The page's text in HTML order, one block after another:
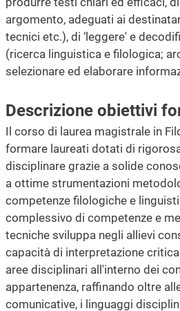
argomento, adeguati ai
tecnici etc.), di ‘leggere' e
(ricerca linguistica e filologica;
selezionare ed elaborare
Descrizione obiettivi
Il corso di laurea magistrale in
formare laureati dotati di
disciplinare grazie a solide
a ottime strumentazioni
competenze filologiche e
complessivo di competenze e
tecniche sviluppa negli allievi
capacità di interpretazione
aree disciplinari all'interno dei
appartenenza, raffinando oltre
comunicative, i linguaggi